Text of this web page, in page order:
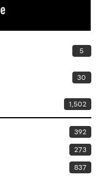
5
30
1,502
392
273
837